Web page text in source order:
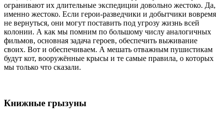
огранивают их длительные экспедиции довольно жестоко. Да,
именно жестоко. Если герои-разведчики и добытчики вовремя
не вернуться, они могут поставить под угрозу жизнь всей
колонии. А как мы помним по большому числу аналогичных
фильмов, основная задача героев, обеспечить выживание
своих. Вот и обеспечиваем. А мешать отважным пушистикам
будут кот, вооружённые крысы и те самые правила, о которых
мы только что сказали.
Книжные грызуны